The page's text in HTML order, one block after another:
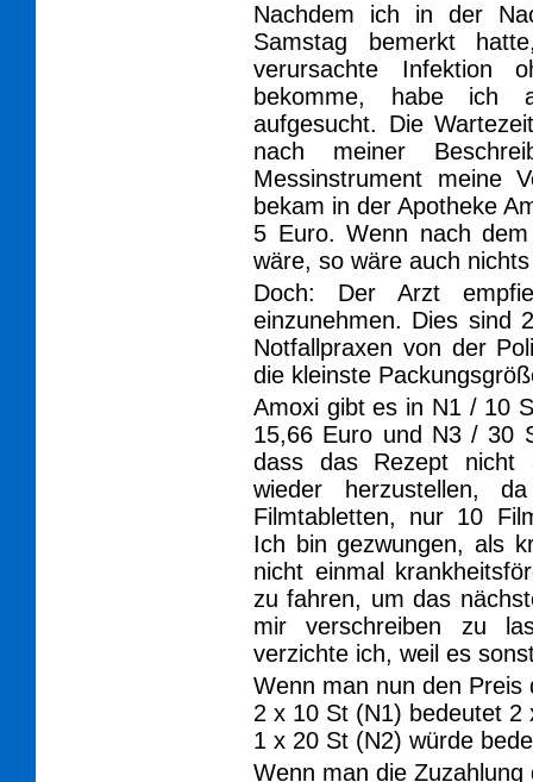
Nachdem ich in der
Samstag bemerkt
verursachte Infektion
bekomme, habe ich
aufgesucht. Die
nach meiner
Messinstrument meine
bekam in der Apotheke
5 Euro. Wenn nach
wäre, so wäre auch
Doch: Der Arzt
einzunehmen. Dies sind
Notfallpraxen von der
die kleinste
Amoxi gibt es in N1 / 10
15,66 Euro und N3 / 30
dass das Rezept nicht
wieder herzustellen,
Filmtabletten, nur 10
Ich bin gezwungen, als
nicht einmal
zu fahren, um das
mir verschreiben zu
verzichte ich, weil es
Wenn man nun den
2 x 10 St (N1) bedeutet
1 x 20 St (N2) würde
Wenn man die